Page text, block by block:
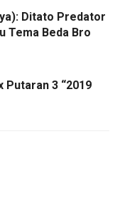
Ditato Predator
Tema Beda Bro
Putaran 3 “2019